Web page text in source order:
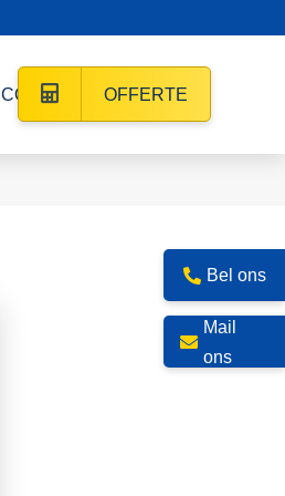
CONTACT OFFERTE
Bel ons
Mail
ons